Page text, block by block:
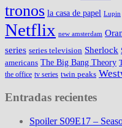
tronos la casa de papel Lupin
Netflix new amsterdam
series series television Sherlock
americans The Big Bang Theory
the office tv series twin peaks
Entradas recientes
Spoiler S09E17 –